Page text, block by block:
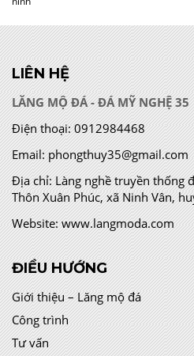
LIÊN HỆ
LĂNG MỘ ĐÁ - ĐÁ MỸ NGHỆ 35
Điện thoại: 0912984468
Email: phongthuy35@gmail.com
Địa chỉ:Làng nghề truyền thống
Thôn Xuân Phúc, xã Ninh Vân,
Website: www.langmoda.com
ĐIỀU HƯỚNG
Giới thiệu – Lăng mộ đá
Công trình
Tư vấn